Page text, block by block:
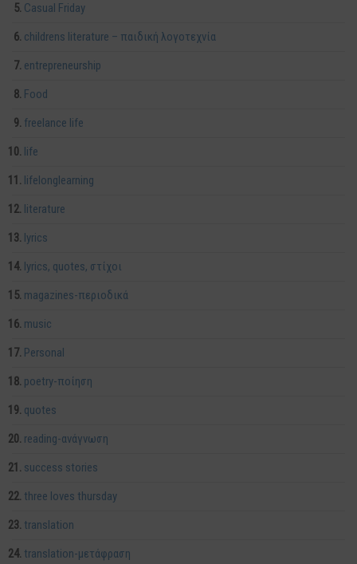
Casual Friday
childrens literature – παιδική λογοτεχνία
entrepreneurship
Food
freelance life
life
lifelonglearning
literature
lyrics
lyrics, quotes, στίχοι
magazines-περιοδικά
music
Personal
poetry-ποίηση
quotes
reading-ανάγνωση
success stories
three loves thursday
translation
translation-μετάφραση